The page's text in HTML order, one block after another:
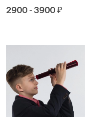
2900 - 3900₽